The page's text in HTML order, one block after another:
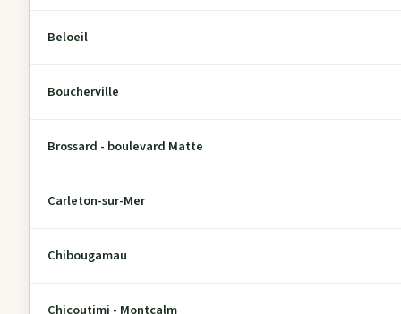
Beloeil
Boucherville
Brossard - boulevard Matte
Carleton-sur-Mer
Chibougamau
Chicoutimi - Montcalm